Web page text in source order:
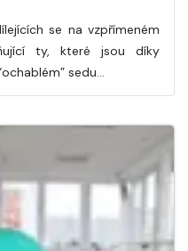
se na vzpřímeném
ty, které jsou díky
sedu…